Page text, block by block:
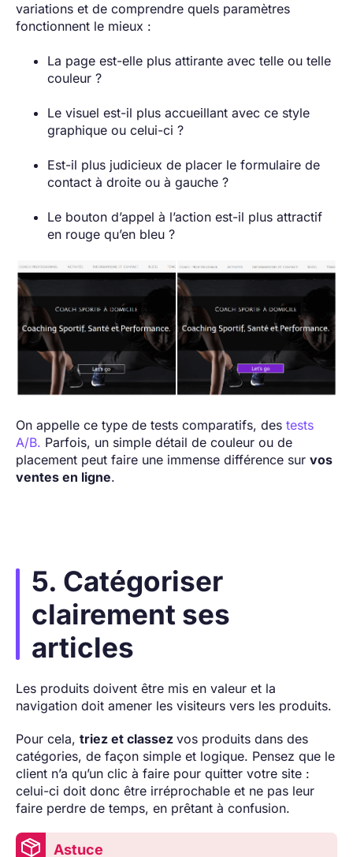
variations et de comprendre quels paramètres
fonctionnent le mieux :
La page est-elle plus attirante avec telle ou telle
couleur ?
Le visuel est-il plus accueillant avec ce style
graphique ou celui-ci ?
Est-il plus judicieux de placer le formulaire de
contact à droite ou à gauche ?
Le bouton d’appel à l’action est-il plus attractif
en rouge qu’en bleu ?
On appelle ce type de tests comparatifs, des tests
A/B. Parfois, un simple détail de couleur ou de
placement peut faire une immense différence sur vos
ventes en ligne.
5. Catégoriser
clairement ses
articles
Les produits doivent être mis en valeur et la
navigation doit amener les visiteurs vers les produits.
Pour cela, triez et classez vos produits dans des
catégories, de façon simple et logique. Pensez que le
client n’a qu’un clic à faire pour quitter votre site :
celui-ci doit donc être irréprochable et ne pas leur
faire perdre de temps, en prêtant à confusion.
Astuce